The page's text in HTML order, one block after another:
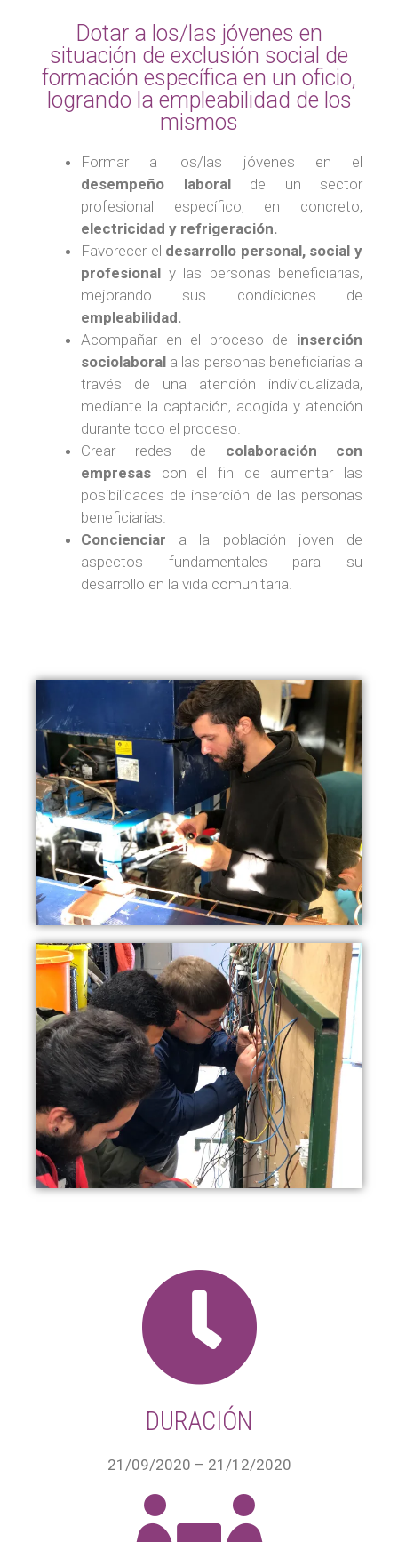
Dotar a los/las jóvenes en
situación de exclusión social de
formación específica en un oficio,
logrando la empleabilidad de los
mismos
Formar a los/las jóvenes en el
desempeño laboralde un sector
profesional específico, en concreto,
electricidad y refrigeración.
Favorecer el desarrollo personal, social y
profesional y las personas beneficiarias,
mejorando sus condiciones de
empleabilidad.
Acompañar en el proceso de inserción
sociolaboral a las personas beneficiarias a
través de una atención individualizada,
mediante la captación, acogida y atención
durante todo el proceso.
Crear redes de colaboración con
empresas con el fin de aumentar las
posibilidades de inserción de las personas
beneficiarias.
Concienciar a la población joven de
aspectos fundamentales para su
desarrollo en la vida comunitaria.
DURACIÓN
21/09/2020 – 21/12/2020